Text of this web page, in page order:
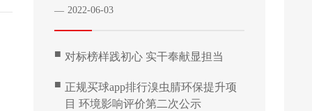
— 2022-06-03
■ 对标榜样践初心 实干奉献显担当
■ 正规买球app排行溴虫腈环保提升项
目 环境影响评价第二次公示